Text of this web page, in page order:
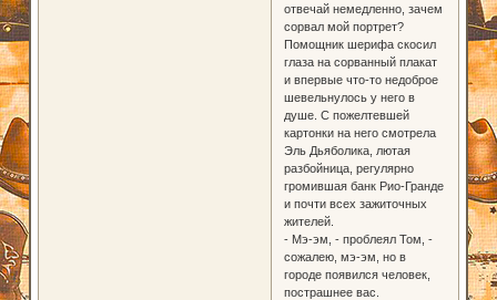
отвечай немедленно, зачем
сорвал мой портрет?
Помощник шерифа скосил
глаза на сорванный плакат
и впервые что-то недоброе
шевельнулось у него в
душе. С пожелтевшей
картонки на него смотрела
Эль Дьяболика, лютая
разбойница, регулярно
громившая банк Рио-Гранде
и почти всех зажиточных
жителей.
- Мэ-эм, - проблеял Том, -
сожалею, мэ-эм, но в
городе появился человек,
пострашнее вас.